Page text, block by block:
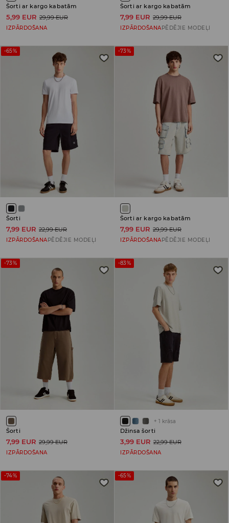
Šorti ar kargo kabatām
5,99 EUR 29,99 EUR
IZPĀRDOŠANA
Šorti ar kargo kabatām
7,99 EUR 29,99 EUR
IZPĀRDOŠANAPĒDĒJIE MODEĻI
-65%
Šorti
7,99 EUR 22,99 EUR
IZPĀRDOŠANA PĒDĒJIE MODEĻI
-73%
Šorti ar kargo kabatām
7,99 EUR 29,99 EUR
IZPĀRDOŠANA PĒDĒJIE MODEĻI
-73%
Šorti
7,99 EUR 29,99 EUR
IZPĀRDOŠANA
-83%
+ 1 krāsa
Džinsa šorti
3,99 EUR 22,99 EUR
IZPĀRDOŠANA
-74% -65%